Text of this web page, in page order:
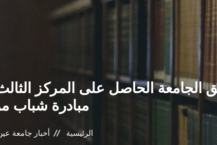
الجامعة الحاصل على المركز
مبادرة شباب
الرئيسية أخبار جامعة